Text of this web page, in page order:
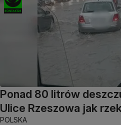
Ponad 80 litrów
Ulice Rzeszowa jak
POLSKA